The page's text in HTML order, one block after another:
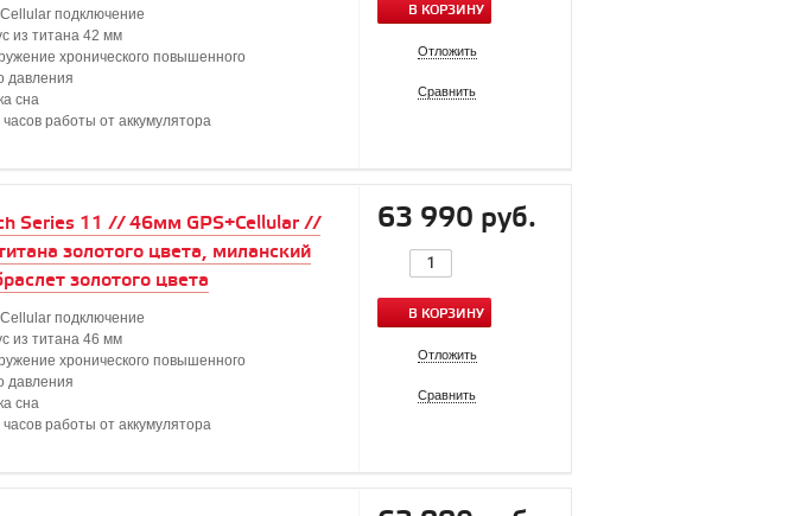
подключение
из титана 42 мм
хронического повышенного
давления
сна
работы от аккумулятора
В КОРЗИНУ
Отложить
Сравнить
Series 11 // 46мм GPS+Cellular //
золотого цвета, миланский
золотого цвета
подключение
из титана 46 мм
хронического повышенного
давления
сна
работы от аккумулятора
63 990 руб.
В КОРЗИНУ
Отложить
Сравнить